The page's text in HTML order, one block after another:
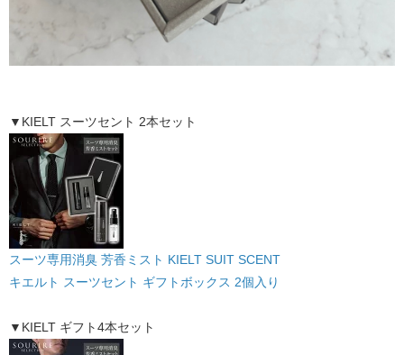
▼KIELT スーツセント 2本セット
スーツ専用消臭 芳香ミスト KIELT SUIT SCENT
キエルト スーツセント ギフトボックス 2個入り
▼KIELT ギフト4本セット